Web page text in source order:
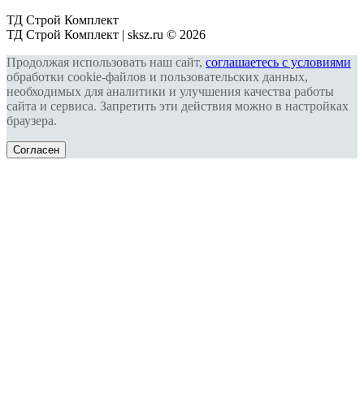
ТД Строй Комплект
ТД Строй Комплект | sksz.ru © 2026
Продолжая использовать наш сайт, соглашаетесь с условиями
обработки cookie-файлов и пользовательских данных,
необходимых для аналитики и улучшения качества работы
сайта и сервиса. Запретить эти действия можно в настройках
браузера.
Согласен